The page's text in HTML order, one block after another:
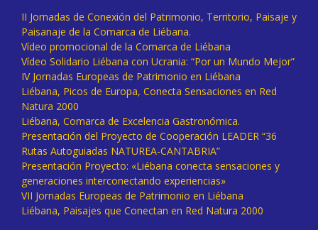
II Jornadas de Conexión del Patrimonio, Territorio, Paisaje y
Paisanaje de la Comarca de Liébana.
Vídeo promocional de la Comarca de Liébana
Vídeo Solidario Liébana con Ucrania: “Por un Mundo Mejor”
IV Jornadas Europeas de Patrimonio en Liébana
Liébana, Picos de Europa, Conecta Sensaciones en Red
Natura 2000
Liébana, Comarca de Excelencia Gastronómica.
Presentación del Proyecto de Cooperación LEADER “36
Rutas Autoguiadas NATUREA-CANTABRIA”
Presentación Proyecto: «Liébana conecta sensaciones y
generaciones interconectando experiencias»
VII Jornadas Europeas de Patrimonio en Liébana
Liébana, Paisajes que Conectan en Red Natura 2000